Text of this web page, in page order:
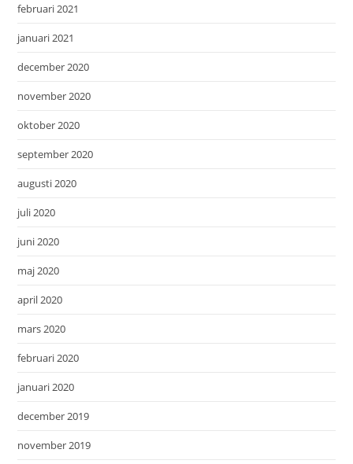
februari 2021
januari 2021
december 2020
november 2020
oktober 2020
september 2020
augusti 2020
juli 2020
juni 2020
maj 2020
april 2020
mars 2020
februari 2020
januari 2020
december 2019
november 2019